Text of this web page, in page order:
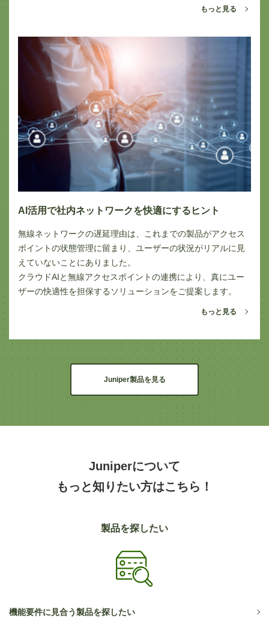
もっと見る
AI活用で社内ネットワークを快適にするヒント
無線ネットワークの遅延理由は、これまでの製品がアクセス
ポイントの状態管理に留まり、ユーザーの状況がリアルに見
えていないことにありました。
クラウドAIと無線アクセスポイントの連携により、真にユー
ザーの快適性を担保するソリューションをご提案します。
もっと見る
Juniper製品を見る
Juniperについて
もっと知りたい方はこちら！
製品を探したい
機能要件に見合う製品を探したい